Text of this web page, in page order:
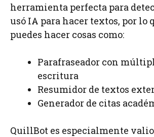
herramienta perfecta para
usó IA para hacer textos, por lo
puedes hacer cosas como:
Parafraseador con
escritura
Resumidor de textos
Generador de citas
QuillBot es especialmente